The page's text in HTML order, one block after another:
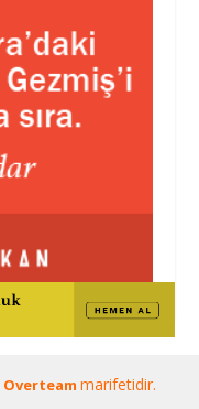
Overteam marifetidir.